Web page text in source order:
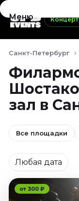
Меню
Август 2026
Сентябрь 2026
Октябрь 2026
Декабрь 2026
Театр
Август 2026
Сентябрь 2026
Октябрь 2026
Ноябрь 2026
Санкт-Петербург
зал в
Все площадки
Дата
Любая дата
от 300 ₽